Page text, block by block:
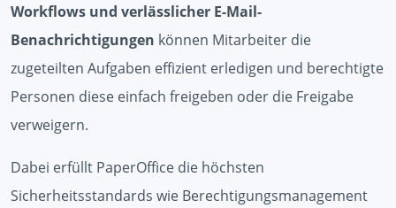
Workflows und verlässlicher E-Mail-
Benachrichtigungen können Mitarbeiter die
zugeteilten Aufgaben effizient erledigen und berechtigte
Personen diese einfach freigeben oder die Freigabe
verweigern.
Dabei erfüllt PaperOffice die höchsten
Sicherheitsstandards wie Berechtigungsmanagement